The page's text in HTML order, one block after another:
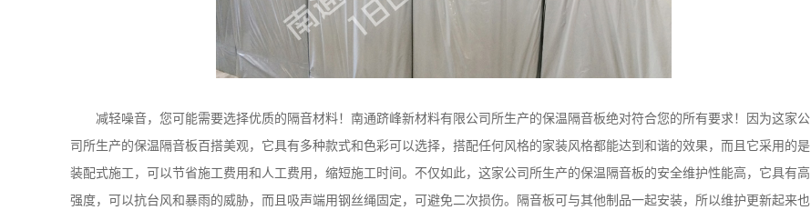
减轻噪音，您可能需要选择优质的隔音材料！南通跻峰新材料有限公司所生产的保温隔音板绝对符合您的所有要求！因为这家公
司所生产的保温隔音板百搭美观，它具有多种款式和色彩可以选择，搭配任何风格的家装风格都能达到和谐的效果，而且它采用的是
装配式施工，可以节省施工费用和人工费用，缩短施工时间。不仅如此，这家公司所生产的保温隔音板的安全维护性能高，它具有高
强度，可以抗台风和暴雨的威胁，而且吸声端用钢丝绳固定，可避免二次损伤。隔音板可与其他制品一起安装，所以维护更新起来也